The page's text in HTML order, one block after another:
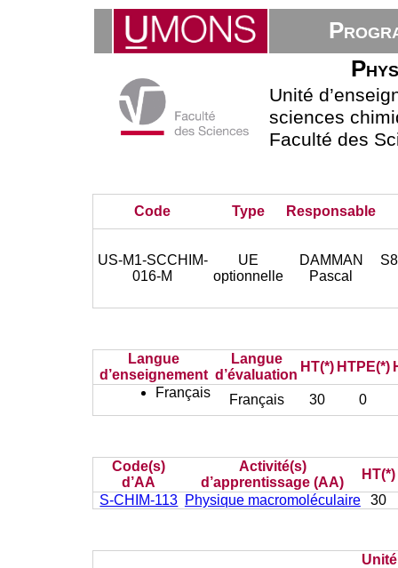
Unité
sciences
Faculté des
Code Type Responsable
US-M1-SCCHIM-
016-M
UE
optionnelle
DAMMAN
Pascal
Langue
d’enseignement
Langue
d’évaluation
HT(*) HTPE(*)
Français
Français 30 0
Code(s)
d’AA
Activité(s)
d’apprentissage (AA)
HT(*)
S-CHIM-113 Physique macromoléculaire 30